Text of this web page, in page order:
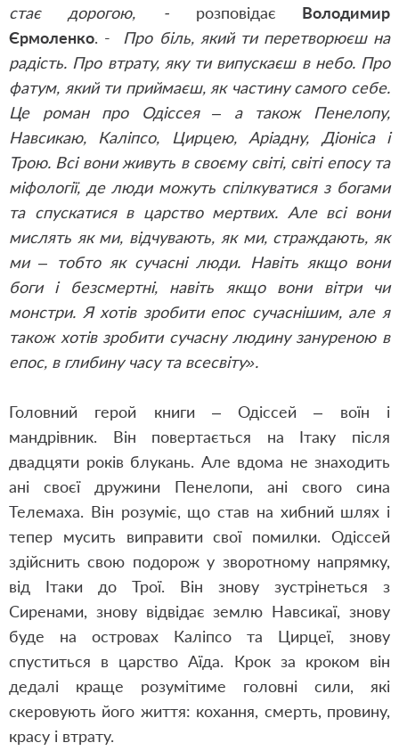
стає дорогою, - розповідає Володимир
Єрмоленко. -
Про біль, який ти перетворюєш на
радість. Про втрату, яку ти випускаєш в небо. Про
фатум, який ти приймаєш, як частину самого себе.
Це роман про Одіссея – а також Пенелопу,
Навсикаю, Каліпсо, Цирцею, Аріадну, Діоніса і
Трою. Всі вони живуть в своєму світі, світі епосу та
міфології, де люди можуть спілкуватися з богами
та спускатися в царство мертвих. Але всі вони
мислять як ми, відчувають, як ми, страждають, як
ми – тобто як сучасні люди. Навіть якщо вони
боги і безсмертні, навіть якщо вони вітри чи
монстри. Я хотів зробити епос сучаснішим, але я
також хотів зробити сучасну людину зануреною в
епос, в глибину часу та всесвіту».
Головний герой книги – Одіссей – воїн і
мандрівник. Він повертається на Ітаку після
двадцяти років блукань. Але вдома не знаходить
ані своєї дружини Пенелопи, ані свого сина
Телемаха. Він розуміє, що став на хибний шлях і
тепер мусить виправити свої помилки. Одіссей
здійснить свою подорож у зворотному напрямку,
від Ітаки до Трої. Він знову зустрінеться з
Сиренами, знову відвідає землю Навсикаї, знову
буде на островах Каліпсо та Цирцеї, знову
спуститься в царство Аїда. Крок за кроком він
дедалі краще розумітиме головні сили, які
скеровують його життя: кохання, смерть, провину,
красу і втрату.